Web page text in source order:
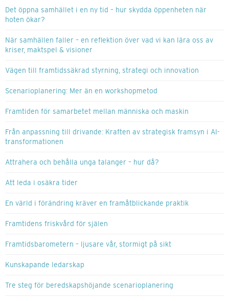
Det öppna samhället i en ny tid – hur skydda öppenheten när
hoten ökar?
När samhällen faller – en reflektion över vad vi kan lära oss av
kriser, maktspel & visioner
Vägen till framtidssäkrad styrning, strategi och innovation
Scenarioplanering: Mer än en workshopmetod
Framtiden för samarbetet mellan människa och maskin
Från anpassning till drivande: Kraften av strategisk framsyn i AI-
transformationen
Attrahera och behålla unga talanger – hur då?
Att leda i osäkra tider
En värld i förändring kräver en framåtblickande praktik
Framtidens friskvård för själen
Framtidsbarometern – ljusare vår, stormigt på sikt
Kunskapande ledarskap
Tre steg för beredskapshöjande scenarioplanering